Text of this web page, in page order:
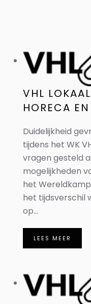
VHL
HORECA
Duidelijkheid
tijdens het WK
vragen gesteld
mogelijkheden
het
het tijdsverschil
op...
LEES MEER